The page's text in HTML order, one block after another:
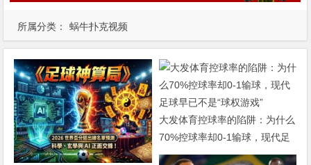
所属分类： 蜗牛扑克视频
大发体育控球率的陷阱：为什么
70%控球率却0-1输球，现代足
球早已不是“球权游戏”